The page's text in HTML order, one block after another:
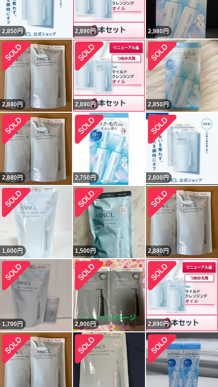
2,850 円 2,890 円 2,980円
2,880円 2,890 円 2,850円
2,880円 2,750円 2,800 円
1,600円 1,500円 2,880円
1,700円 2,900円 2,890 円